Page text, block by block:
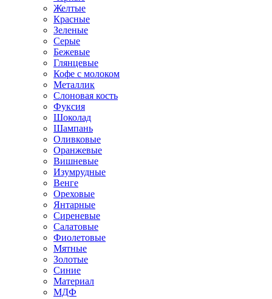
Желтые
Красные
Зеленые
Серые
Бежевые
Глянцевые
Кофе с молоком
Металлик
Слоновая кость
Фуксия
Шоколад
Шампань
Оливковые
Оранжевые
Вишневые
Изумрудные
Венге
Ореховые
Янтарные
Сиреневые
Салатовые
Фиолетовые
Мятные
Золотые
Синие
Материал
МДФ